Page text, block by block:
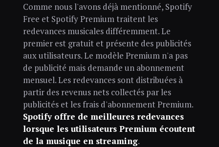
Comme nous l'avons déjà mentionné, Spotify
Free et Spotify Premium traitent les
redevances musicales différemment. Le
premier est gratuit et présente des publicités
aux utilisateurs. Le modèle Premium n'a pas
de publicité mais demande un abonnement
mensuel. Les redevances sont distribuées à
partir des revenus nets collectés par les
publicités et les frais d'abonnement Premium.
Spotify offre de meilleures redevances
lorsque les utilisateurs Premium écoutent
de la musique en streaming.